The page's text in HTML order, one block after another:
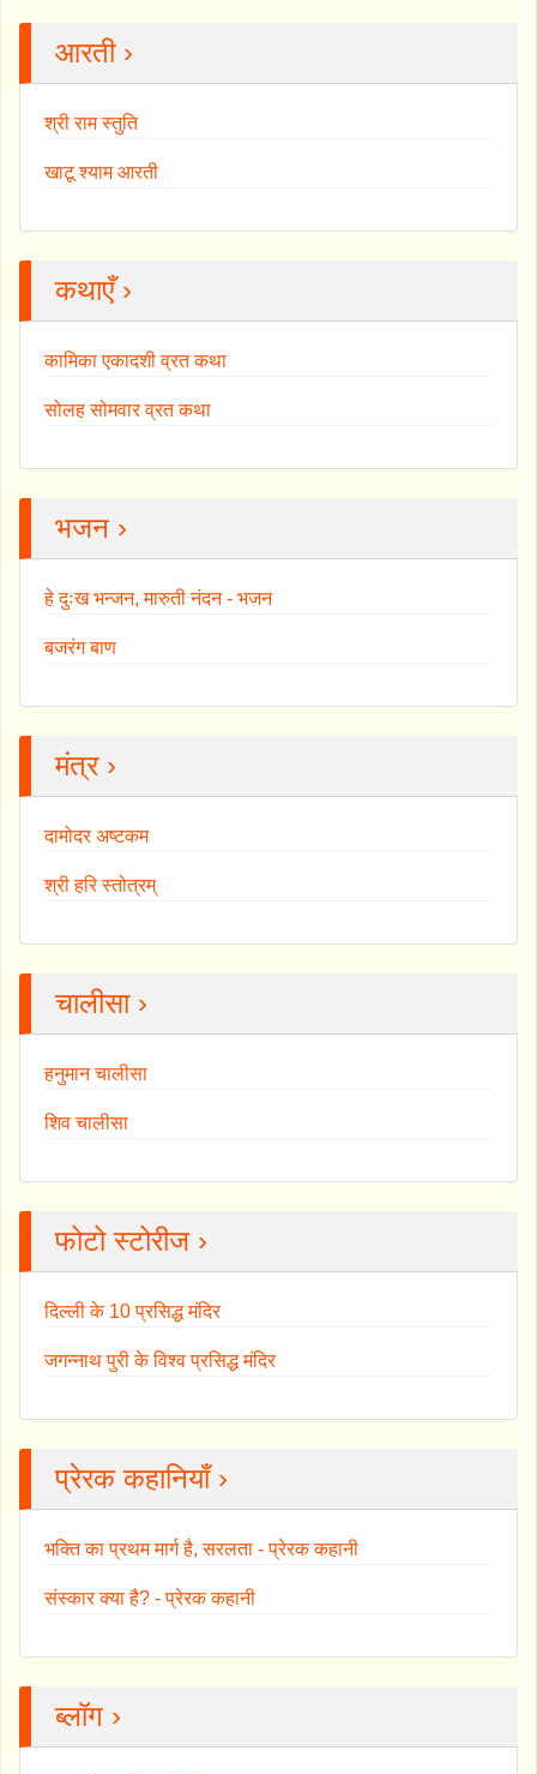
आरती ›
श्री राम स्तुति
खाटू श्याम आरती
कथाएँ ›
कामिका एकादशी व्रत कथा
सोलह सोमवार व्रत कथा
भजन ›
हे दुःख भन्जन, मारुती नंदन - भजन
बजरंग बाण
मंत्र ›
दामोदर अष्टकम
श्री हरि स्तोत्रम्
चालीसा ›
हनुमान चालीसा
शिव चालीसा
फोटो स्टोरीज ›
दिल्ली के 10 प्रसिद्ध मंदिर
जगन्नाथ पुरी के विश्व प्रसिद्ध मंदिर
प्रेरक कहानियाँ ›
भक्ति का प्रथम मार्ग है, सरलता - प्रेरक कहानी
संस्कार क्या है? - प्रेरक कहानी
ब्लॉग ›